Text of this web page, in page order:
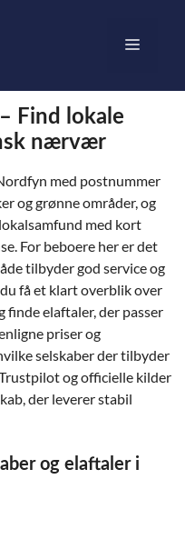
Menu
Find lokale
nærvær
med postnummer
og grønne områder, og
med kort
For beboere her er det
tilbyder god service og
få et klart overblik over
finde elaftaler, der passer
priser og
selskaber der tilbyder
og officielle kilder
der leverer stabil
og elaftaler i